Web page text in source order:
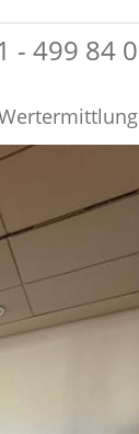
- 499 84 0